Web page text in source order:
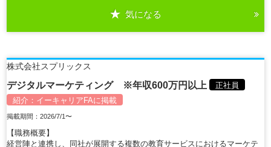
気になる
株式会社スプリックス
デジタルマーケティング ※年収600万円以上
正社員
紹介： イーキャリアFAに掲載
掲載期間：2026/7/1〜
【職務概要】
経営陣と連携し、同社が展開する複数の教育サービスにおけるマーケテ